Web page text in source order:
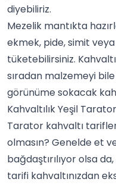
diyebiliriz.
Mezelik mantıkta
ekmek, pide, simit
tüketebilirsiniz.
sıradan malzemeyi
görünüme sokacak
Kahvaltılık Yeşil Tarator
Tarator kahvaltı
olmasın? Genelde et
bağdaştırılıyor olsa
tarifi kahvaltınızdan